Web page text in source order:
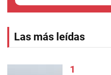
Las más leídas